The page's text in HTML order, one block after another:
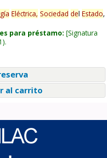
Eléctrica, Sociedad del Estado,
para préstamo: Signatura
al carrito